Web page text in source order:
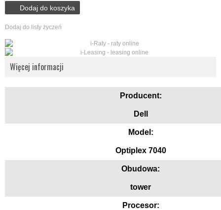
Dodaj do koszyka
Dodaj do listy życzeń
Więcej informacji
Producent:
Dell
Model:
Optiplex 7040
Obudowa:
tower
Procesor: